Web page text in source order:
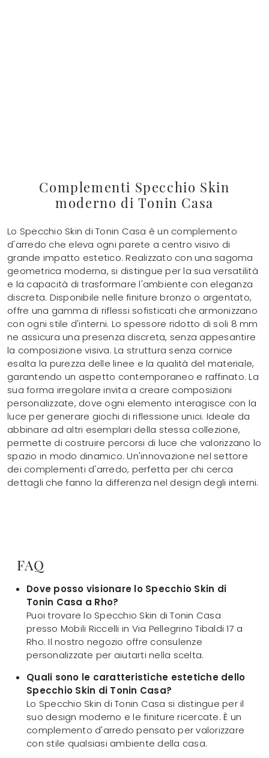
Complementi Specchio Skin
moderno di Tonin Casa
Lo Specchio Skin di Tonin Casa è un complemento
d'arredo che eleva ogni parete a centro visivo di
grande impatto estetico. Realizzato con una sagoma
geometrica moderna, si distingue per la sua versatilità
e la capacità di trasformare l'ambiente con eleganza
discreta. Disponibile nelle finiture bronzo o argentato,
offre una gamma di riflessi sofisticati che armonizzano
con ogni stile d'interni. Lo spessore ridotto di soli 8 mm
ne assicura una presenza discreta, senza appesantire
la composizione visiva. La struttura senza cornice
esalta la purezza delle linee e la qualità del materiale,
garantendo un aspetto contemporaneo e raffinato. La
sua forma irregolare invita a creare composizioni
personalizzate, dove ogni elemento interagisce con la
luce per generare giochi di riflessione unici. Ideale da
abbinare ad altri esemplari della stessa collezione,
permette di costruire percorsi di luce che valorizzano lo
spazio in modo dinamico. Un'innovazione nel settore
dei complementi d'arredo, perfetta per chi cerca
dettagli che fanno la differenza nel design degli interni.
FAQ
Dove posso visionare lo Specchio Skin di
Tonin Casa a Rho?
Puoi trovare lo Specchio Skin di Tonin Casa
presso Mobili Riccelli in Via Pellegrino Tibaldi 17 a
Rho. Il nostro negozio offre consulenze
personalizzate per aiutarti nella scelta.
Quali sono le caratteristiche estetiche dello
Specchio Skin di Tonin Casa?
Lo Specchio Skin di Tonin Casa si distingue per il
suo design moderno e le finiture ricercate. È un
complemento d'arredo pensato per valorizzare
con stile qualsiasi ambiente della casa.